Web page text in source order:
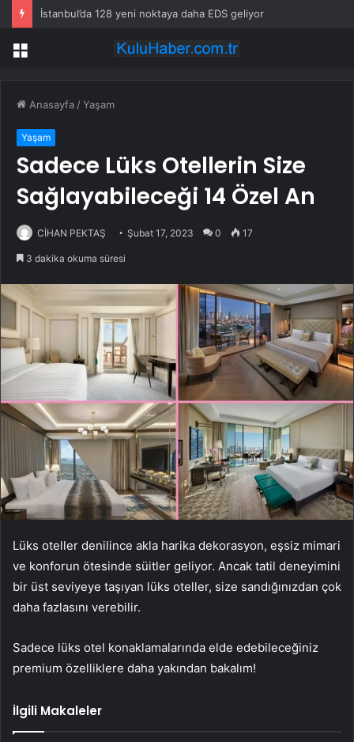
İstanbul’da 128 yeni noktaya daha EDS geliyor
Menü
Anasayfa /Yaşam
Yaşam
Sadece Lüks Otellerin Size
Sağlayabileceği 14 Özel An
CİHAN PEKTAŞ Şubat 17, 2023 0 17
3 dakika okuma süresi
Lüks oteller denilince akla harika dekorasyon, eşsiz mimari
ve konforun ötesinde süitler geliyor. Ancak tatil deneyimini
bir üst seviyeye taşıyan lüks oteller, size sandığınızdan çok
daha fazlasını verebilir.
Sadece lüks otel konaklamalarında elde edebileceğiniz
premium özelliklere daha yakından bakalım!
İlgili Makaleler